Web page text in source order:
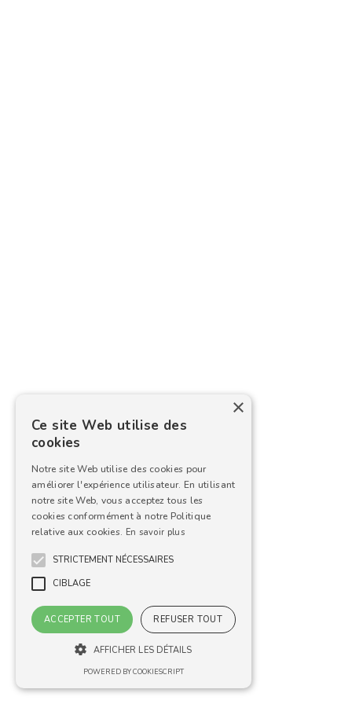
×
Ce site Web utilise des
cookies
Notre site Web utilise des cookies pour
améliorer l'expérience utilisateur. En utilisant
notre site Web, vous acceptez tous les
cookies conformément à notre Politique
relative aux cookies. En savoir plus
STRICTEMENT NÉCESSAIRES
CIBLAGE
ACCEPTER TOUT REFUSER TOUT
AFFICHER LES DÉTAILS
POWERED BY COOKIESCRIPT